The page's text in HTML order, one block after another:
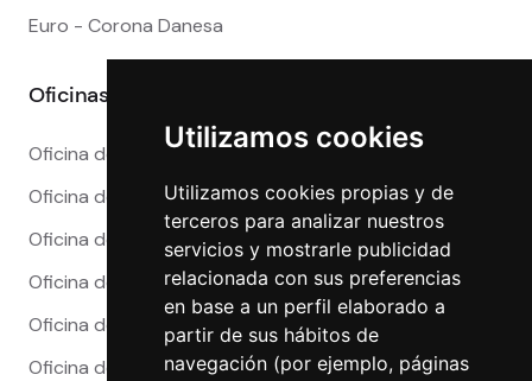
Utilizamos cookies
Utilizamos cookies propias y de
terceros para analizar nuestros
servicios y mostrarle publicidad
relacionada con sus preferencias
en base a un perfil elaborado a
partir de sus hábitos de
navegación (por ejemplo, páginas
Euro - Corona Danesa
Oficinas
Oficina de Cambio en Alicante
Oficina de Cambio en Barcelona
Oficina de Cambio en Córdoba
Oficina de Cambio en Granada
Oficina de Cambio en Madrid
Oficina de Cambio en Málaga